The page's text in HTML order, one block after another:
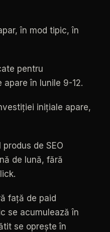
în mod tipic, în
pentru
apare în lunile 9-12.
inițiale apare,
produs de SEO
de lună, fără
față de paid
se acumulează în
se oprește în